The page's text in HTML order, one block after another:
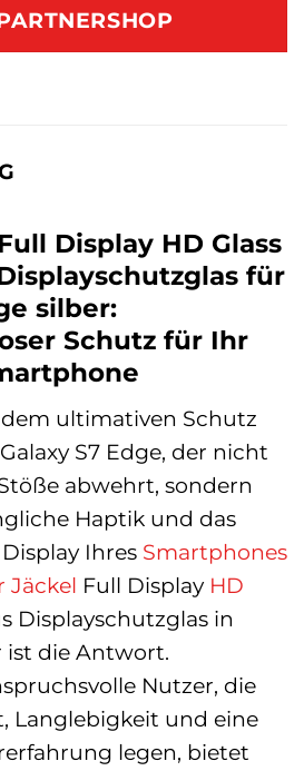
Display HD Glass
für
silber:
Schutz für Ihr
ultimativen Schutz
Galaxy S7 Edge, der nicht
abwehrt, sondern
Haptik und das
Ihres Smartphones
Jäckel Full Display HD
Displayschutzglas in
ist die Antwort.
Nutzer, die
Langlebigkeit und eine
legen, bietet